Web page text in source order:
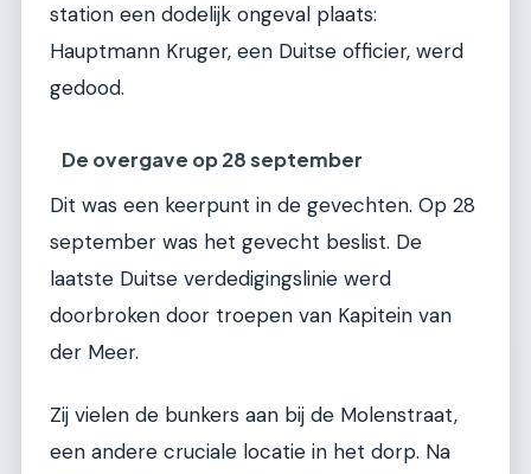
station een dodelijk ongeval plaats:
Hauptmann Kruger, een Duitse officier, werd
gedood.
De overgave op 28 september
Dit was een keerpunt in de gevechten. Op 28
september was het gevecht beslist. De
laatste Duitse verdedigingslinie werd
doorbroken door troepen van Kapitein van
der Meer.
Zij vielen de bunkers aan bij de Molenstraat,
een andere cruciale locatie in het dorp. Na